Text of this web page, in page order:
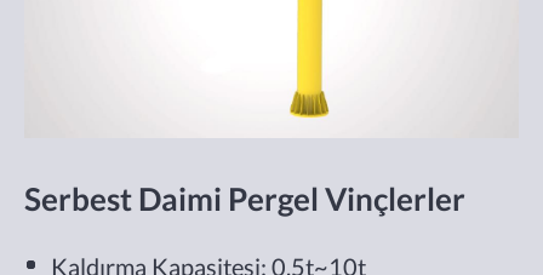
Serbest Daimi Pergel Vinçlerler
Kaldırma Kapasitesi: 0,5t~10t